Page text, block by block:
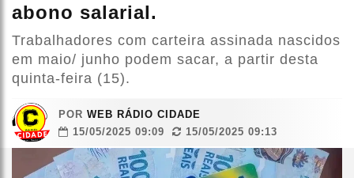
abono salarial.
Trabalhadores com carteira assinada nascidos
em maio/ junho podem sacar, a partir desta
quinta-feira (15).
POR WEB RÁDIO CIDADE
15/05/2025 09:09
15/05/2025 09:13